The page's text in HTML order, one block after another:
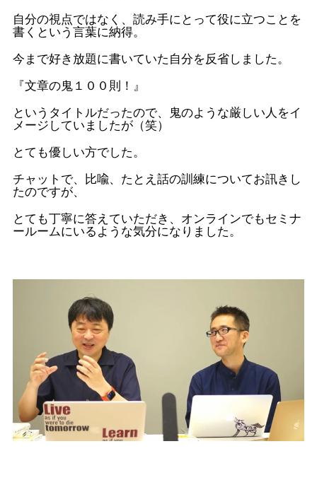
自分の視点ではなく、読み手にとって役に立つことを
書くという言葉に納得。
今まで好き放題に書いていた自分を反省しました。
『文章の鬼１００則！』
というタイトルだったので、鬼のような厳しい人をイ
メージしていましたが（笑）
とても優しい方でした。
チャットで、比喩、たとえ話の訓練についてお訊きし
たのですが、
とても丁寧に答えていただき、オンラインでもセミナ
ールームにいるような気分になりました。